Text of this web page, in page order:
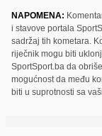
NAPOMENA:
i stavove portala
sadržaj tih kometara.
riječnik mogu biti
SportSport.ba da
mogućnost da među
biti u suprotnosti sa